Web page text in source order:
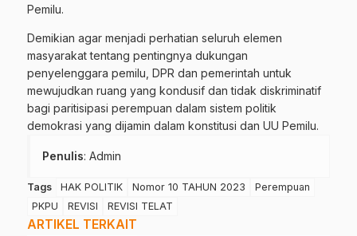
Pemilu.
Demikian agar menjadi perhatian seluruh elemen
masyarakat tentang pentingnya dukungan
penyelenggara pemilu, DPR dan pemerintah untuk
mewujudkan ruang yang kondusif dan tidak diskriminatif
bagi paritisipasi perempuan dalam sistem politik
demokrasi yang dijamin dalam konstitusi dan UU Pemilu.
Penulis: Admin
Tags HAK POLITIK Nomor 10 TAHUN 2023
Perempuan
PKPU
REVISI REVISI TELAT
ARTIKEL TERKAIT